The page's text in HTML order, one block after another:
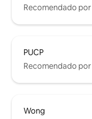
Recomendado
PUCP
Recomendado
Wong